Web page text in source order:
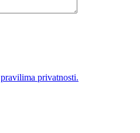
pravilima privatnosti.